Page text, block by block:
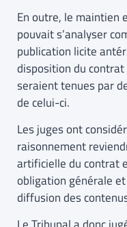
En outre, le maintien
pouvait s’analyser
publication licite
disposition du
seraient tenues par
de celui-ci.
Les juges ont
raisonnement
artificielle du contrat
obligation générale
diffusion des